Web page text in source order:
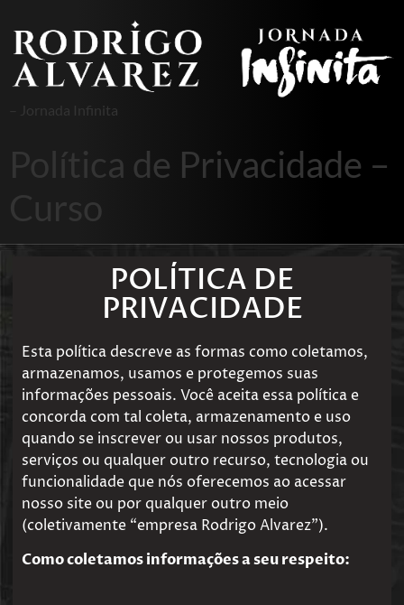
– Jornada Infinita
Política de Privacidade –
Curso
POLÍTICA DE
PRIVACIDADE
Esta política descreve as formas como coletamos,
armazenamos, usamos e protegemos suas
informações pessoais. Você aceita essa política e
concorda com tal coleta, armazenamento e uso
quando se inscrever ou usar nossos produtos,
serviços ou qualquer outro recurso, tecnologia ou
funcionalidade que nós oferecemos ao acessar
nosso site ou por qualquer outro meio
(coletivamente “empresa Rodrigo Alvarez”).
Como coletamos informações a seu respeito: